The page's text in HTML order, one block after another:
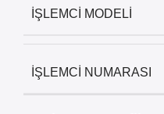
İŞLEMCI MODELI
İŞLEMCI NUMARASI